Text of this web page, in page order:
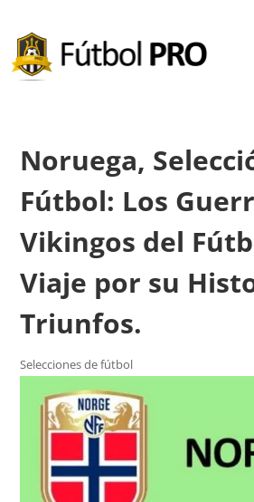
Noruega,
Fútbol: Los
Vikingos del
Viaje por su
Triunfos.
Selecciones de fútbol